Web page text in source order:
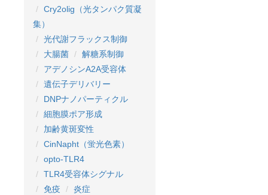
Cry2olig（光タンパク質凝
集）
光代謝フラックス制御
大腸菌
解糖系制御
アデノシンA2A受容体
遺伝子デリバリー
DNPナノパーティクル
細胞膜ポア形成
加齢黄斑変性
CinNapht（蛍光色素）
opto-TLR4
TLR4受容体シグナル
免疫
炎症